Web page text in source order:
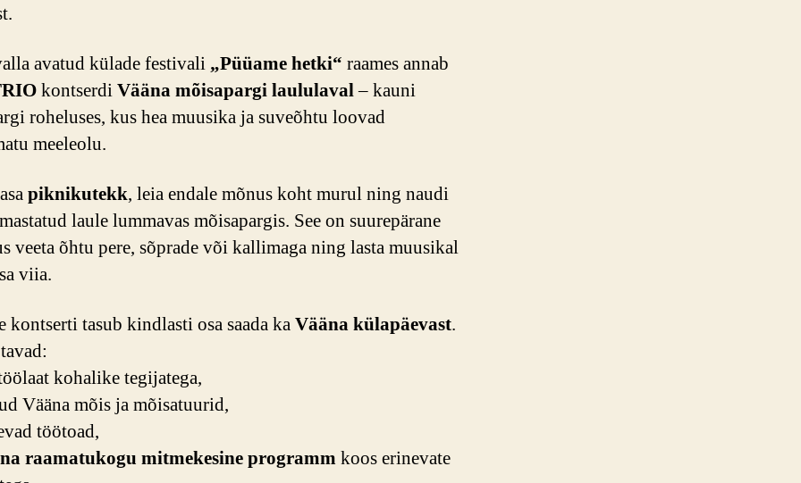
avatud külade festivali „Püüame hetki“ raames annab
kontserdiVääna mõisapargi laululaval– kauni
roheluses, kus hea muusika ja suveõhtu loovad
meeleolu.
piknikutekk, leia endale mõnus koht murul ning naudi
laule lummavas mõisapargis. See on suurepärane
veeta õhtu pere, sõprade või kallimaga ning lasta muusikal
viia.
kontserti tasub kindlasti osa saada kaVääna külapäevast.
kohalike tegijatega,
Vääna mõis ja mõisatuurid,
töötoad,
raamatukogu mitmekesine programm koos erinevate